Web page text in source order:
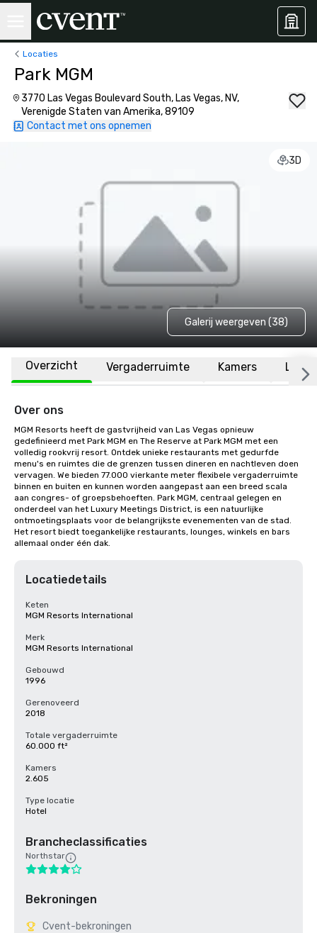
Locaties
Park MGM
3770 Las Vegas Boulevard South, Las Vegas, NV,
Verenigde Staten van Amerika, 89109
Contact met ons opnemen
3D
Galerij weergeven (38)
Overzicht Vergaderruimte Kamers
Over ons
MGM Resorts heeft de gastvrijheid van Las Vegas opnieuw
gedefinieerd met Park MGM en The Reserve at Park MGM met een
volledig rookvrij resort. Ontdek unieke restaurants met gedurfde
menu's en ruimtes die de grenzen tussen dineren en nachtleven doen
vervagen. We bieden 77.000 vierkante meter flexibele vergaderruimte
binnen en buiten en kunnen worden aangepast aan een breed scala
aan congres- of groepsbehoeften. Park MGM, centraal gelegen en
onderdeel van het Luxury Meetings District, is een natuurlijke
ontmoetingsplaats voor de belangrijkste evenementen van de stad.
Het resort biedt toegankelijke restaurants, lounges, winkels en bars
allemaal onder één dak.
Locatiedetails
Keten
MGM Resorts International
Merk
MGM Resorts International
Gebouwd
1996
Gerenoveerd
2018
Totale vergaderruimte
60.000 ft²
Kamers
2.605
Type locatie
Hotel
Brancheclassificaties
Northstar
Bekroningen
Cvent-bekroningen